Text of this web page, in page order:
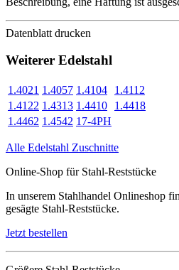
Datenblatt drucken
Weiterer Edelstahl
1.4021 1.4057 1.4104
1.4112
1.4122 1.4313 1.4410
1.4418
1.4462 1.4542 17-4PH
Alle Edelstahl Zuschnitte
Online-Shop für Stahl-Reststücke
In unserem Stahlhandel Onlineshop
gesägte Stahl-Reststücke.
Jetzt bestellen